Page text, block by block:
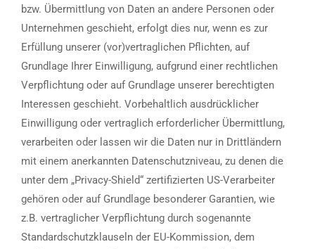
bzw. Übermittlung von Daten an andere Personen oder
Unternehmen geschieht, erfolgt dies nur, wenn es zur
Erfüllung unserer (vor)vertraglichen Pflichten, auf
Grundlage Ihrer Einwilligung, aufgrund einer rechtlichen
Verpflichtung oder auf Grundlage unserer berechtigten
Interessen geschieht. Vorbehaltlich ausdrücklicher
Einwilligung oder vertraglich erforderlicher Übermittlung,
verarbeiten oder lassen wir die Daten nur in Drittländern
mit einem anerkannten Datenschutzniveau, zu denen die
unter dem „Privacy-Shield“ zertifizierten US-Verarbeiter
gehören oder auf Grundlage besonderer Garantien, wie
z.B. vertraglicher Verpflichtung durch sogenannte
Standardschutzklauseln der EU-Kommission, dem